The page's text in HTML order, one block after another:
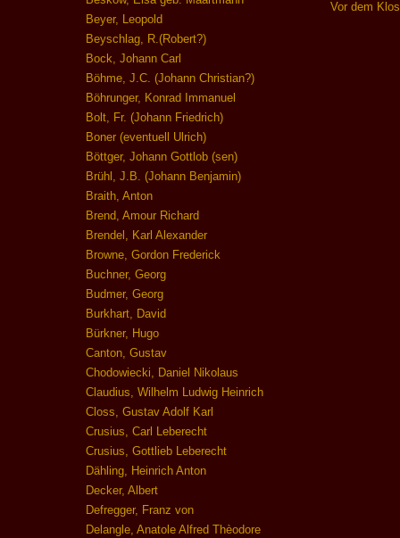
Beyer, Leopold
Beyschlag, R.(Robert?)
Bock, Johann Carl
Böhme, J.C. (Johann Christian?)
Böhrunger, Konrad Immanuel
Bolt, Fr. (Johann Friedrich)
Boner (eventuell Ulrich)
Böttger, Johann Gottlob (sen)
Brühl, J.B. (Johann Benjamin)
Braith, Anton
Brend, Amour Richard
Brendel, Karl Alexander
Browne, Gordon Frederick
Buchner, Georg
Budmer, Georg
Burkhart, David
Bürkner, Hugo
Canton, Gustav
Chodowiecki, Daniel Nikolaus
Claudius, Wilhelm Ludwig Heinrich
Closs, Gustav Adolf Karl
Crusius, Carl Leberecht
Crusius, Gottlieb Leberecht
Dähling, Heinrich Anton
Decker, Albert
Defregger, Franz von
Delangle, Anatole Alfred Thèodore
Vor dem